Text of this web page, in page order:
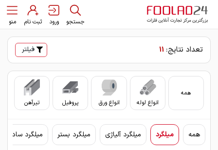
جستجو ورود ثبت نام منو
تعداد نتایج: 11 فیلتر
همه
انواع لوله
انواع ورق پروفیل تیرآهن
همه میلگرد میلگرد آلیاژی میلگرد بستر میلگرد ساده